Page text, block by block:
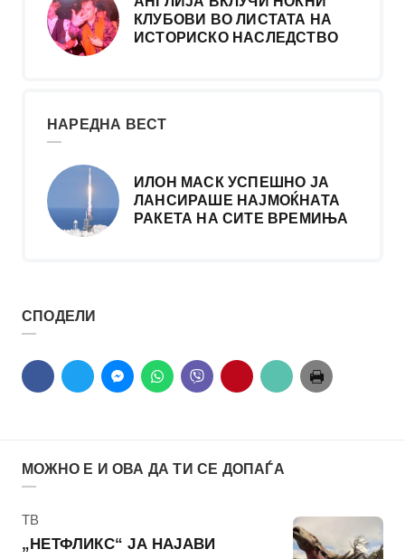
КЛУБОВИ ВО ЛИСТАТА НА
ИСТОРИСКО НАСЛЕДСТВО
НАРЕДНА ВЕСТ
ИЛОН МАСК УСПЕШНО ЈА
ЛАНСИРАШЕ НАЈМОЌНАТА
РАКЕТА НА СИТЕ ВРЕМИЊА
СПОДЕЛИ
МОЖНО Е И ОВА ДА ТИ СЕ ДОПАЃА
КАтегорија
ТВ
„НЕТФЛИКС“ ЈА НАЈАВИ